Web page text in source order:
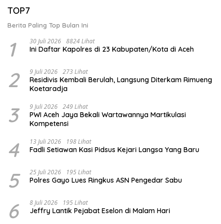
TOP7
Berita Paling Top Bulan Ini
1 30 Juli 2026 8824 Lihat
Ini Daftar Kapolres di 23 Kabupaten/Kota di Aceh
2 9 Juli 2026 273 Lihat
Residivis Kembali Berulah, Langsung Diterkam Rimueng
Koetaradja
3 9 Juli 2026 249 Lihat
PWI Aceh Jaya Bekali Wartawannya Martikulasi
Kompetensi
4 13 Juli 2026 198 Lihat
Fadli Setiawan Kasi Pidsus Kejari Langsa Yang Baru
5 25 Juli 2026 195 Lihat
Polres Gayo Lues Ringkus ASN Pengedar Sabu
6 8 Juli 2026 195 Lihat
Jeffry Lantik Pejabat Eselon di Malam Hari